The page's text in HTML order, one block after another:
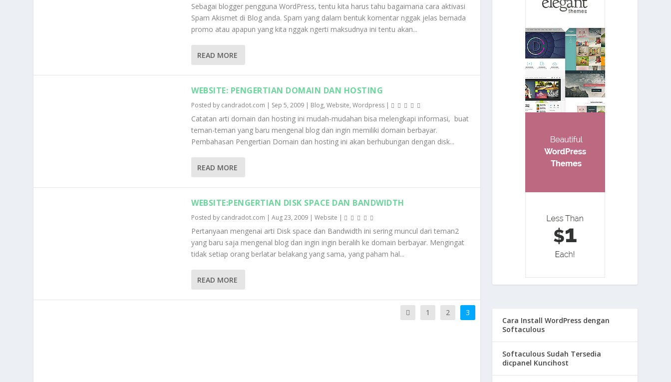
Sebagai blogger pengguna WordPress, tentu kita harus tahu bagaimana cara aktivasi
Spam Akismet di Blog anda. Spam yang dalam bentuk komentar nggak jelas bernada
promo atau apapun yang kita nggak ngerti maksudnya ini tentu akan...
READ MORE
WEBSITE: PENGERTIAN DOMAIN DAN HOSTING
Posted by candradot.com | Sep 5, 2009 | Blog,Website,Wordpress |
Catatan arti domain dan hosting ini mudah-mudahan bisa melengkapi informasi, buat
teman-teman yang baru mengenal blog dan ingin memiliki domain berbayar.
Pembahasan Pengertian Domain dan hosting ini akan berhubungan dengan disk...
READ MORE
WEBSITE:PENGERTIAN DISK SPACE DAN BANDWIDTH
Posted by candradot.com |Aug 23, 2009 |Website |
Pertanyaan mengenai arti Disk space dan Bandwidth ini sering muncul dari teman2
yang baru saja mengenal blog dan ingin ingin beralih ke domain berbayar. Mengingat
tidak setiap orang berlatar belakang yang sama, yang paham hal...
READ MORE
1 2
3
Cara Install WordPress dengan
Softaculous
Softaculous Sudah Tersedia
dicpanel Kuncihost